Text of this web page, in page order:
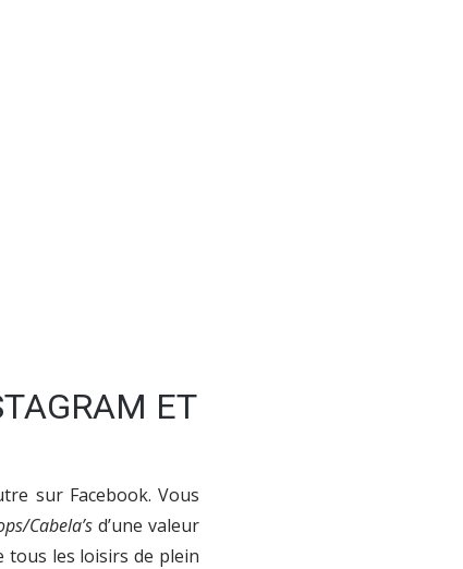
ET
sur Facebook. Vous
Cabela’s d’une valeur
tous les loisirs de plein